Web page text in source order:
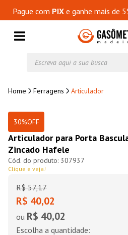
Pague com PIXe ganhe mais de
Ferragens Articulador
30%OFF
Articulador para Porta
Zincado Hafele
307937
Clique e veja!
R$ 57,17
R$ 40,02
ou R$ 40,02